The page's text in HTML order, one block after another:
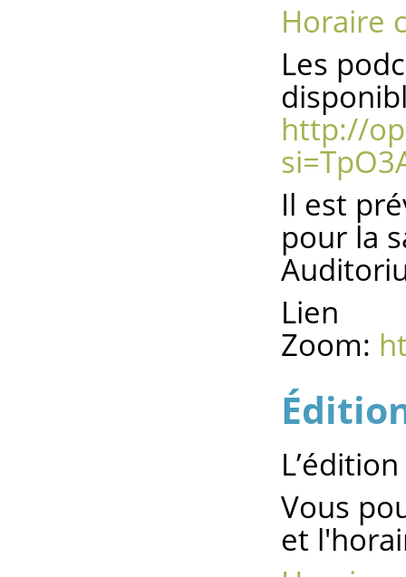
Horaire
Les
http://
Il est
pour la
Lien
Zoom:
Vous
et